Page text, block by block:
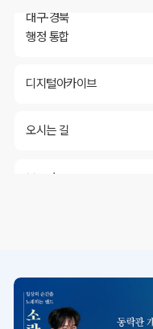
대구·경북
행정 통합
디지털아카이브
오시는 길
보도자료
대구·경북